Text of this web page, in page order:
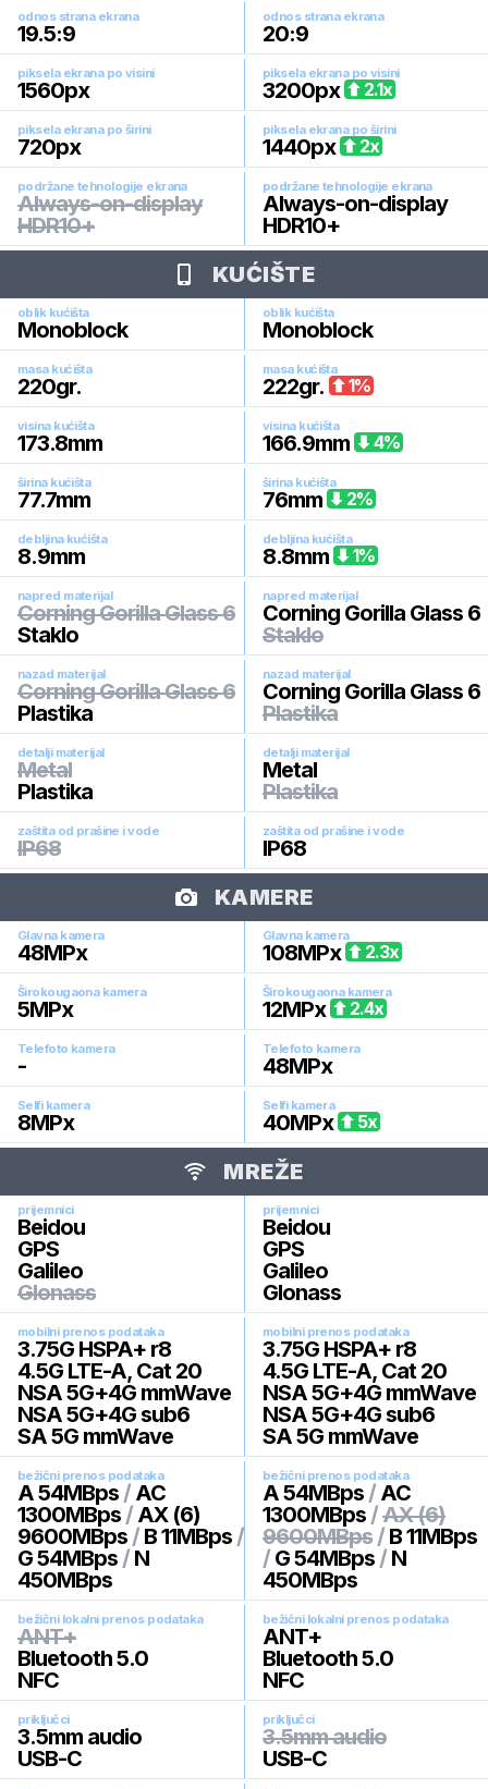
odnos strana ekrana
19.5:9
odnos strana ekrana
20:9
piksela ekrana po visini
1560px
piksela ekrana po visini
3200px 2.1x
piksela ekrana po širini
720px
piksela ekrana po širini
1440px 2x
podržane tehnologije ekrana
Always-on-display
HDR10+
podržane tehnologije ekrana
Always-on-display
HDR10+
KUĆIŠTE
oblik kućišta
Monoblock
oblik kućišta
Monoblock
masa kućišta
220gr.
masa kućišta
222gr. 1%
visina kućišta
173.8mm
visina kućišta
166.9mm 4%
širina kućišta
77.7mm
širina kućišta
76mm 2%
debljina kućišta
8.9mm
debljina kućišta
8.8mm 1%
napred materijal
Corning Gorilla Glass 6
Staklo
napred materijal
Corning Gorilla Glass 6
Staklo
nazad materijal
Corning Gorilla Glass 6
Plastika
nazad materijal
Corning Gorilla Glass 6
Plastika
detalji materijal
Metal
Plastika
detalji materijal
Metal
Plastika
zaštita od prašine i vode
IP68
zaštita od prašine i vode
IP68
KAMERE
Glavna kamera
48MPx
Glavna kamera
108MPx 2.3x
Širokougaona kamera
5MPx
Širokougaona kamera
12MPx 2.4x
Telefoto kamera
-
Telefoto kamera
48MPx
Selfi kamera
8MPx
Selfi kamera
40MPx 5x
MREŽE
prijemnici
Beidou
GPS
Galileo
Glonass
prijemnici
Beidou
GPS
Galileo
Glonass
mobilni prenos podataka
3.75G HSPA+ r8
4.5G LTE-A, Cat 20
NSA 5G+4G mmWave
NSA 5G+4G sub6
SA 5G mmWave
mobilni prenos podataka
3.75G HSPA+ r8
4.5G LTE-A, Cat 20
NSA 5G+4G mmWave
NSA 5G+4G sub6
SA 5G mmWave
bežični prenos podataka
A 54MBps / AC
1300MBps / AX (6)
9600MBps / B 11MBps /
G 54MBps / N
450MBps
bežični prenos podataka
A 54MBps / AC
1300MBps /AX (6)
9600MBps / B 11MBps
/ G 54MBps / N
450MBps
bežični lokalni prenos podataka
ANT+
Bluetooth 5.0
NFC
bežični lokalni prenos podataka
ANT+
Bluetooth 5.0
NFC
priključci
3.5mm audio
USB-C
priključci
3.5mm audio
USB-C